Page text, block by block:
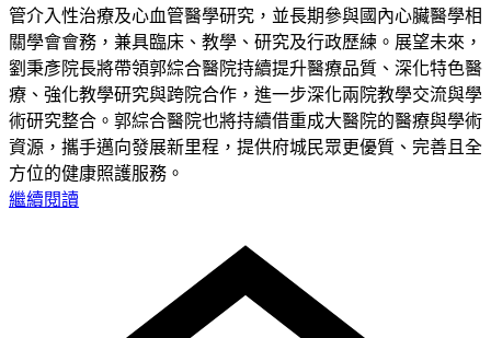
管介入性治療及心血管醫學研究，並長期參與國內心臟醫學相
關學會會務，兼具臨床、教學、研究及行政歷練。展望未來，
劉秉彥院長將帶領郭綜合醫院持續提升醫療品質、深化特色醫
療、強化教學研究與跨院合作，進一步深化兩院教學交流與學
術研究整合。郭綜合醫院也將持續借重成大醫院的醫療與學術
資源，攜手邁向發展新里程，提供府城民眾更優質、完善且全
方位的健康照護服務。
繼續閱讀